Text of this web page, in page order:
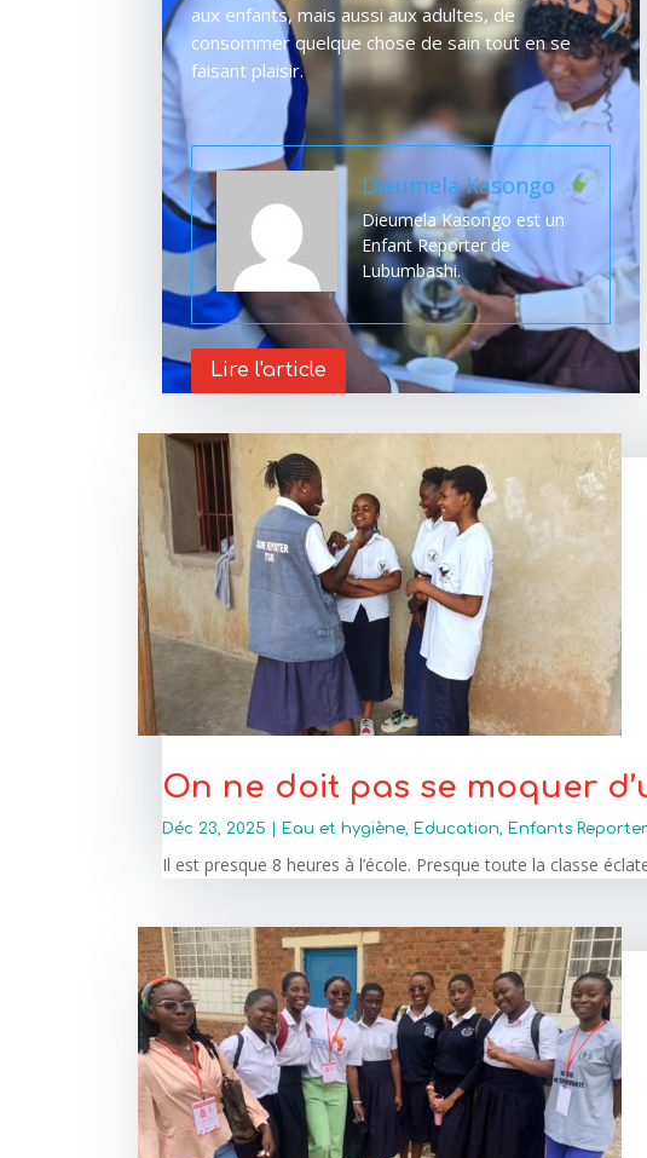
aux enfants, mais aussi aux adultes, de
consommer quelque chose de sain tout en se
faisant plaisir.
Dieumela Kasongo
Dieumela Kasongo est un
Enfant Reporter de
Lubumbashi.
Lire l'article
On ne doit pas se moquer
Déc 23, 2025 Eau et hygiène, Education, Enfants
Il est presque 8 heures à l’école. Presque toute la classe